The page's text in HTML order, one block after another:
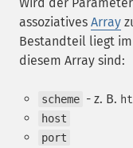
assoziatives Array
Bestandteil liegt im
diesem Array sind:
scheme - z. B.
host
port